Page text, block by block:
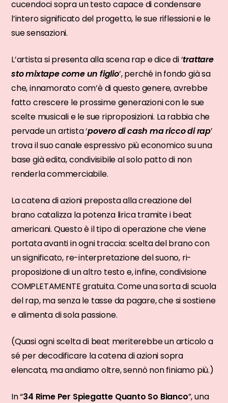
cucendoci sopra un testo capace di condensare
l’intero significato del progetto, le sue riflessioni e le
sue sensazioni.
L’artista si presenta alla scena rap e dice di ‘trattare
sto mixtape come un figlio’, perché in fondo già sa
che, innamorato com’è di questo genere, avrebbe
fatto crescere le prossime generazioni con le sue
scelte musicali e le sue riproposizioni. La rabbia che
pervade un artista ‘povero di cash ma ricco di rap’
trova il suo canale espressivo più economico su una
base già edita, condivisibile al solo patto di non
renderla commerciabile.
La catena di azioni preposta alla creazione del
brano catalizza la potenza lirica tramite i beat
americani. Questo è il tipo di operazione che viene
portata avanti in ogni traccia: scelta del brano con
un significato, re-interpretazione del suono, ri-
proposizione di un altro testo e, infine, condivisione
COMPLETAMENTE gratuita. Come una sorta di scuola
del rap, ma senza le tasse da pagare, che si sostiene
e alimenta di sola passione.
(Quasi ogni scelta di beat meriterebbe un articolo a
sé per decodificare la catena di azioni sopra
elencata, ma andiamo oltre, sennò non finiamo più.)
In “34 Rime Per Spiegatte Quanto So Bianco”, una